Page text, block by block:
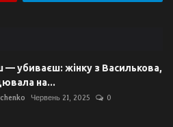
— убиваєш: жінку з Василькова,
на...
Червень 21, 2025 0